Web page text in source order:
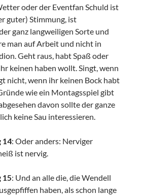
oder der Eventfan Schuld ist
guter) Stimmung, ist
ganz langweiligen Sorte und
man auf Arbeit und nicht in
Geht raus, habt Spaß oder
keinen haben wollt. Singt, wenn
nicht, wenn ihr keinen Bock habt
wie ein Montagsspiel gibt
davon sollte der ganze
keine Sau interessieren.
14: Oder anders: Nerviger
ist nervig.
15: Und an alle die, die Wendell
haben, als schon lange